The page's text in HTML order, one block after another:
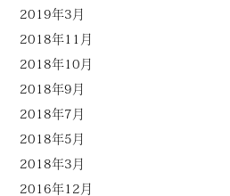
2019年3月
2018年11月
2018年10月
2018年9月
2018年7月
2018年5月
2018年3月
2016年12月